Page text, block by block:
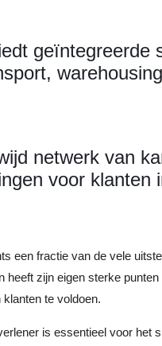
geïntegreerde
netwerk van
voor klanten
een fractie van de vele
zijn eigen sterke
te voldoen.
is essentieel voor het